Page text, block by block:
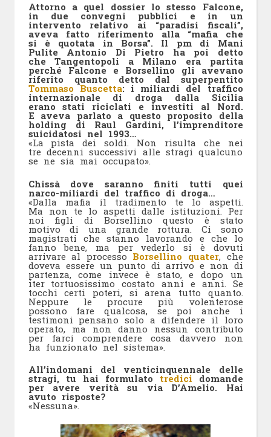
Attorno a quel dossier lo stesso Falcone,
in due convegni pubblici e in un
intervento relativo ai “paradisi fiscali”,
aveva fatto riferimento alla “mafia che
si è quotata in Borsa”. Il pm di Mani
Pulite Antonio Di Pietro ha poi detto
che Tangentopoli a Milano era partita
perché Falcone e Borsellino gli avevano
riferito quanto detto dal superpentito
Tommaso Buscetta: i miliardi del traffico
internazionale di droga dalla Sicilia
erano stati riciclati e investiti al Nord.
E aveva parlato a questo proposito della
holding di Raul Gardini, l’imprenditore
suicidatosi nel 1993…
«La pista dei soldi. Non risulta che nei
tre decenni successivi alle stragi qualcuno
se ne sia mai occupato».
Chissà dove saranno finiti tutti quei
narco-miliardi del traffico di droga…
«Dalla mafia il tradimento te lo aspetti.
Ma non te lo aspetti dalle istituzioni. Per
noi figli di Borsellino questo è stato
motivo di una grande rottura. Ci sono
magistrati che stanno lavorando e che lo
fanno bene, ma per vederlo si è dovuti
arrivare al processo Borsellino quater, che
doveva essere un punto di arrivo e non di
partenza, come invece è stato, e dopo un
iter tortuosissimo costato anni e anni. Se
tocchi certi poteri, si arena tutto quanto.
Neppure le procure più volenterose
possono fare qualcosa, se poi anche i
testimoni pensano solo a difendere il loro
operato, ma non danno nessun contributo
per farci comprendere cosa davvero non
ha funzionato nel sistema».
All’indomani del venticinquennale delle
stragi, tu hai formulato tredici domande
per avere verità su via D’Amelio. Hai
avuto risposte?
«Nessuna».